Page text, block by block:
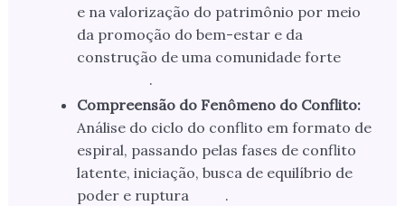
e na valorização do patrimônio por meio
da promoção do bem-estar e da
construção de uma comunidade forte
.
Compreensão do Fenômeno do Conflito:
Análise do ciclo do conflito em formato de
espiral, passando pelas fases de conflito
latente, iniciação, busca de equilíbrio de
poder e ruptura
.